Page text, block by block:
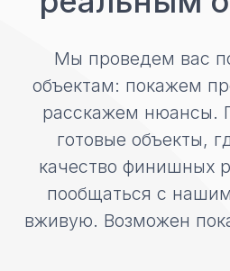
Записаться
Нажимая кнопку «Записаться» вы соглашаетесь
политикой конфиденциальности